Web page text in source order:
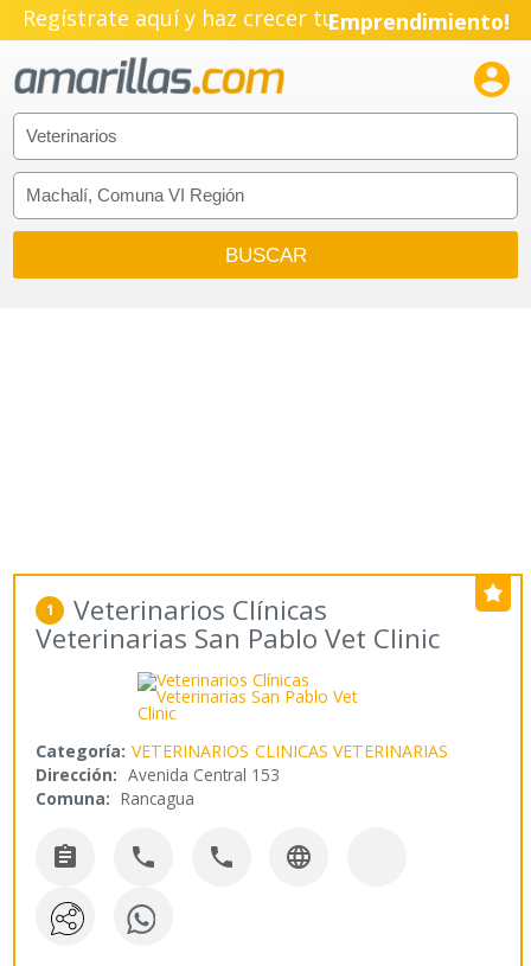
Regístrate aquí y haz crecer tuEmprendimiento!

1 Veterinarios Clínicas
Veterinarias San Pablo Vet Clinic
Categoría: VETERINARIOS CLINICAS VETERINARIAS
Dirección: Avenida Central 153
Comuna: Rancagua
   